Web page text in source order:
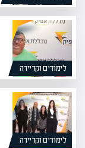
לימודים וקריירה
לימודים וקריירה